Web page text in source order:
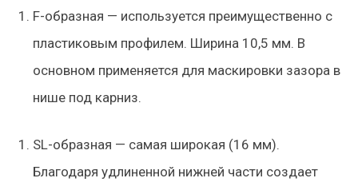
F-образная — используется преимущественно с
пластиковым профилем. Ширина 10,5 мм. В
основном применяется для маскировки зазора в
нише под карниз.
SL-образная — самая широкая (16 мм).
Благодаря удлиненной нижней части создает